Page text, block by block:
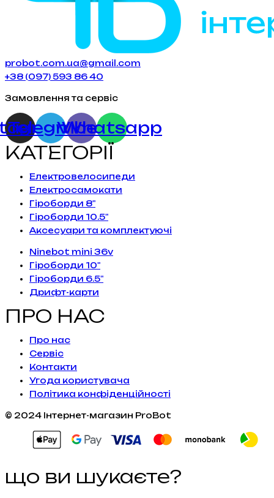
probot.com.ua@gmail.com
+38 (097) 593 86 40
Замовлення та сервіс
Telegram
Viber
Whatsapp
КАТЕГОРІЇ
Електровелосипеди
Електросамокати
Гіроборди 8"
Гіроборди 10.5"
Аксесуари та комплектуючі
Ninebot mini 36v
Гіроборди 10"
Гіроборди 6.5"
Дрифт-карти
ПРО НАС
Про нас
Сервiс
Контакти
Угода користувача
Політика конфіденційності
© 2024 Інтернет-магазин ProBot
що ви шукаєте?